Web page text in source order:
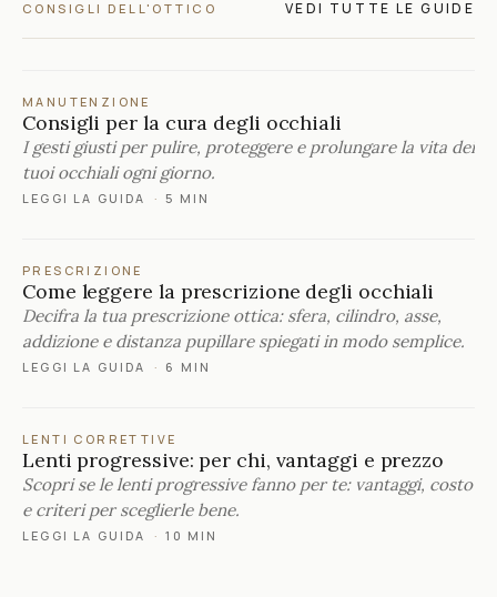
CONSIGLI DELL'OTTICO VEDI TUTTE LE GUIDE
MANUTENZIONE
Consigli per la cura degli occhiali
I gesti giusti per pulire, proteggere e prolungare la vita dei
tuoi occhiali ogni giorno.
LEGGI LA GUIDA · 5 MIN
PRESCRIZIONE
Come leggere la prescrizione degli occhiali
Decifra la tua prescrizione ottica: sfera, cilindro, asse,
addizione e distanza pupillare spiegati in modo semplice.
LEGGI LA GUIDA · 6 MIN
LENTI CORRETTIVE
Lenti progressive: per chi, vantaggi e prezzo
Scopri se le lenti progressive fanno per te: vantaggi, costo
e criteri per sceglierle bene.
LEGGI LA GUIDA · 10 MIN